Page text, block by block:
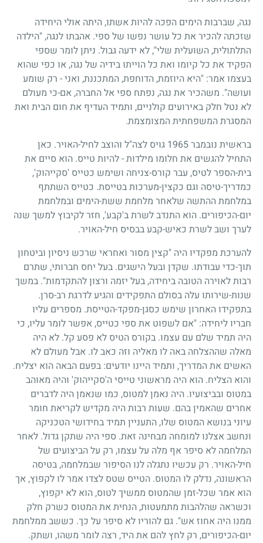
נגה, שברבות הימים הפכה להיות אשתו, היתה אולי היחידה
שזכתה להכיר את כל עושר נפשו של ספי. אהבתו לנגה, "הילדה
התלתולית, השועלית שלי", לא ידעה גבול. ניתן לומר שספי
הפקיד את כל קיומו ואת כל הוייתו בידיה של נגה, או כפי שהוא
בעצמו אמר: "היא היוזמת, הדוחפת, המתכננת, ואני - רק שומע
ועושה". משהכיר את נגה, נפתח ספי אל החברה, אם-כי מעולם
לא נטל חלק באירועים קולניים, ותמיד העדיף את חום הבית ואת
המסגרת המשפחתית המצומצמת.
בראשית נובמבר1965 גויס לצה"ל והוצב לחיל-האויר. כאן
התחיל להגשים את חלומו מילדות - להיות טייס. הוא סיים את
בית-הספר לטיס, עבר קורס-צניחה ושימש כטייס 'סקייהוק',
כמדריך-טיסה וגם כקצין-מערכות בטייסת. כטייס השתתף
במלחמת ההתשה שלאחר מלחמת ששת-הימים ובמלחמת
יום-הכיפורים. הוא התנדב לשרת ב'קבע', חזר לקיבוץ למשך שנה
לערך ושב לשרת כאיש-קבע בבסיס חיל-האויר.
להערכת מפקדיו היה "קצין מסור ואחראי שרכש ניסיון וביטחון
תוך-כדי עבודתו. שקדן ובעל הישגים. בעל יחס חברותי, שתרם
רבות לאוירה הטובה ביחידה, בעל יזמה ורצון להתקדמות". במשך
שנות-שירותו עלה בסולם התפקידים והגיע לדרגת רב-סרן.
בתפקידו האחרון שימש כסגן-מפקד-הטייסת. מספרים עליו
חבריו ליחידה: "אם לשפוט את ספי כטייס, אפשר לומר עליו, כי
היה תמיד שלם עם עצמו. בקורס הטיס לא פסע קל. לא היה
מאלה שההצלחה באה לו מאליה וזה כאב לו. אבל מעולם לא
האשים את המדריך, ותמיד היינו יודעים: בפעם הבאה הוא יצליח.
והוא הצליח. הוא היה מראשוני טייסי ה'סקייהוק' והיה מאוהב
במטוס ובביצועיו. היה נאמן למטוס, כמו שנאמן היה לדברים
אחרים שהאמין בהם. שעות רבות היה מקדיש לקריאת חומר
עיוני בנושא המטוס שלו, התעניין תמיד בחידושי הטכניקה
ונחשב אצלנו למומחה מבחינה זאת. ספי היה שתקן גדול. לאחר
המלחמה לא סיפר אף מלה על עצמו, רק על הביצועים של
חיל-האויר. רק עכשיו נתגלה לנו הסיפור שבמלחמה, בטיסה
הראשונה, נדלק לו המטוס. הטייס שטס לצדו אמר לו לקפוץ, אך
הוא אמר שכל-זמן שהמטוס ממשיך לטוס, הוא לא יקפוץ,
וכשראה שהלהבות מתמעטות, הנחית את המטוס כשרק חלק
ממנו היה אחוז אש". גם להוריו לא סיפר על כך. כששב ממלחמת
יום-הכיפורים, רק לחץ להם את היד, רצה לומר משהו, ושתק.